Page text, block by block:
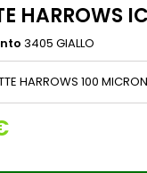
HARROWS
3405 GIALLO
HARROWS 100 MICRON